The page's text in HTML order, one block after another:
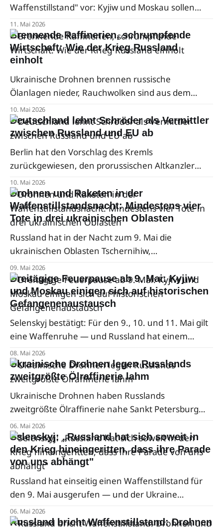
Waffenstillstand" vor: Kyjiw und Moskau sollen
gegenseitig auf Angriffe gegen Flughäfen
verzichten — vermittelt von Europa.
Außenminister Sybiha präsentierte die Idee beim
EU-Außenministertreffen in Brüssel.
11. Mai 2026
Brennende Raffinerien, schrumpfende
Wirtschaft: Wie der Krieg Russland
einholt
Ukrainische Drohnen brennen russische
Ölanlagen nieder, Rauchwolken sind aus dem
Weltall sichtbar – und der Krieg kehrt nach
Russland zurück. Eine Analyse der Lage, während
Moskaus Wirtschaft schrumpft und Putins Parade
ohne Panzer auskam.
10. Mai 2026
Deutschland lehnt Schröder als Vermittler
zwischen Russland und EU ab
Berlin hat den Vorschlag des Kremls
zurückgewiesen, den prorussischen Altkanzler
Gerhard Schröder als Vermittler bei möglichen
Gesprächen zwischen Russland und der
Europäischen Union einzusetzen. Deutschland
bezeichnete die Initiative als „nicht überzeugend".
10. Mai 2026
Drohnen und Raketen in der
Waffenstillstandsnacht: Mindestens vier
Tote in drei ukrainischen Oblasten
Russland hat in der Nacht zum 9. Mai die
ukrainischen Oblasten Tschernihiw,
Dnipropetrowsk und Saporischschja angegriffen.
Mindestens vier Zivilisten wurden getötet —
darunter ein Vater und sein Sohn.
09. Mai 2026
Dreitägige Feuerpause ab 9. Mai: Kyjiw
und Moskau einigen sich auf historischen
Gefangenenaustausch
Selenskyj bestätigt: Für den 9., 10. und 11. Mai gilt
eine Waffenruhe — und Russland hat einem
Austausch von jeweils 1000 Kriegsgefangenen
zugestimmt. Die Einigung kam unter US-
amerikanischer Vermittlung zustande.
08. Mai 2026
Ukrainische Drohnen legen Russlands
zweitgrößte Ölraffinerie lahm
Ukrainische Drohnen haben Russlands
zweitgrößte Ölraffinerie nahe Sankt Petersburg
schwer beschädigt und zur Stilllegung gezwungen.
Drei von vier Primäranlagen sind ausgefallen —
rund sieben Prozent der gesamten russischen
Raffineriekapazität.
06. Mai 2026
Selenskyj: „Russland hat sich soweit in
den Krieg hineingeritten, dass ihre Parade
von uns abhängt"
Russland hat einseitig einen Waffenstillstand für
den 9. Mai ausgerufen — und der Ukraine
gleichzeitig Vergeltungsschläge angedroht, sollte
die Moskauer Parade gestört werden. Für
06. Mai 2026
Russland bricht Waffenstillstand: Drohnen